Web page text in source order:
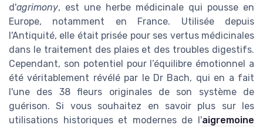
d'agrimony, est une herbe médicinale qui pousse en
Europe, notamment en France. Utilisée depuis
l'Antiquité, elle était prisée pour ses vertus médicinales
dans le traitement des plaies et des troubles digestifs.
Cependant, son potentiel pour l’équilibre émotionnel a
été véritablement révélé par le Dr Bach, qui en a fait
l'une des 38 fleurs originales de son système de
guérison. Si vous souhaitez en savoir plus sur les
utilisations historiques et modernes de l'aigremoine